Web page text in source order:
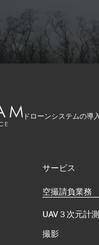
ドローンシステムの導
サービス
空撮請負業務
UAV３次元計
撮影